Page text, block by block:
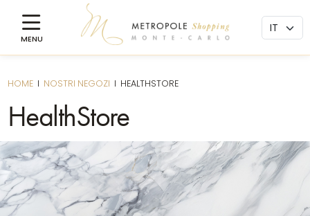
HOMEI NOSTRI NEGOZI I HEALTHSTORE
HealthStore